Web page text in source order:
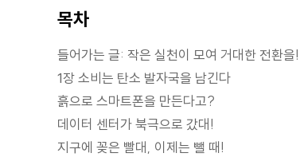
목차
들어가는 글: 작은 실천이 모여 거대한 전환을!
1장 소비는 탄소 발자국을 남긴다
흙으로 스마트폰을 만든다고?
데이터 센터가 북극으로 갔대!
지구에 꽂은 빨대, 이제는 뺄 때!